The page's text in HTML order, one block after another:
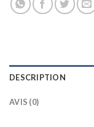
DESCRIPTION
AVIS (0)